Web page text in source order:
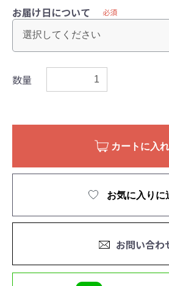
お届け日について 必須
数量
カートに入
お気に入りに
お問い合わ